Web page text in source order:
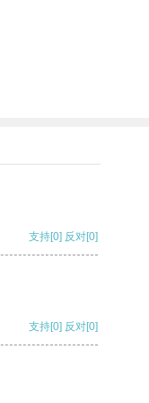
支持[0] 反对[0]
支持[0] 反对[0]